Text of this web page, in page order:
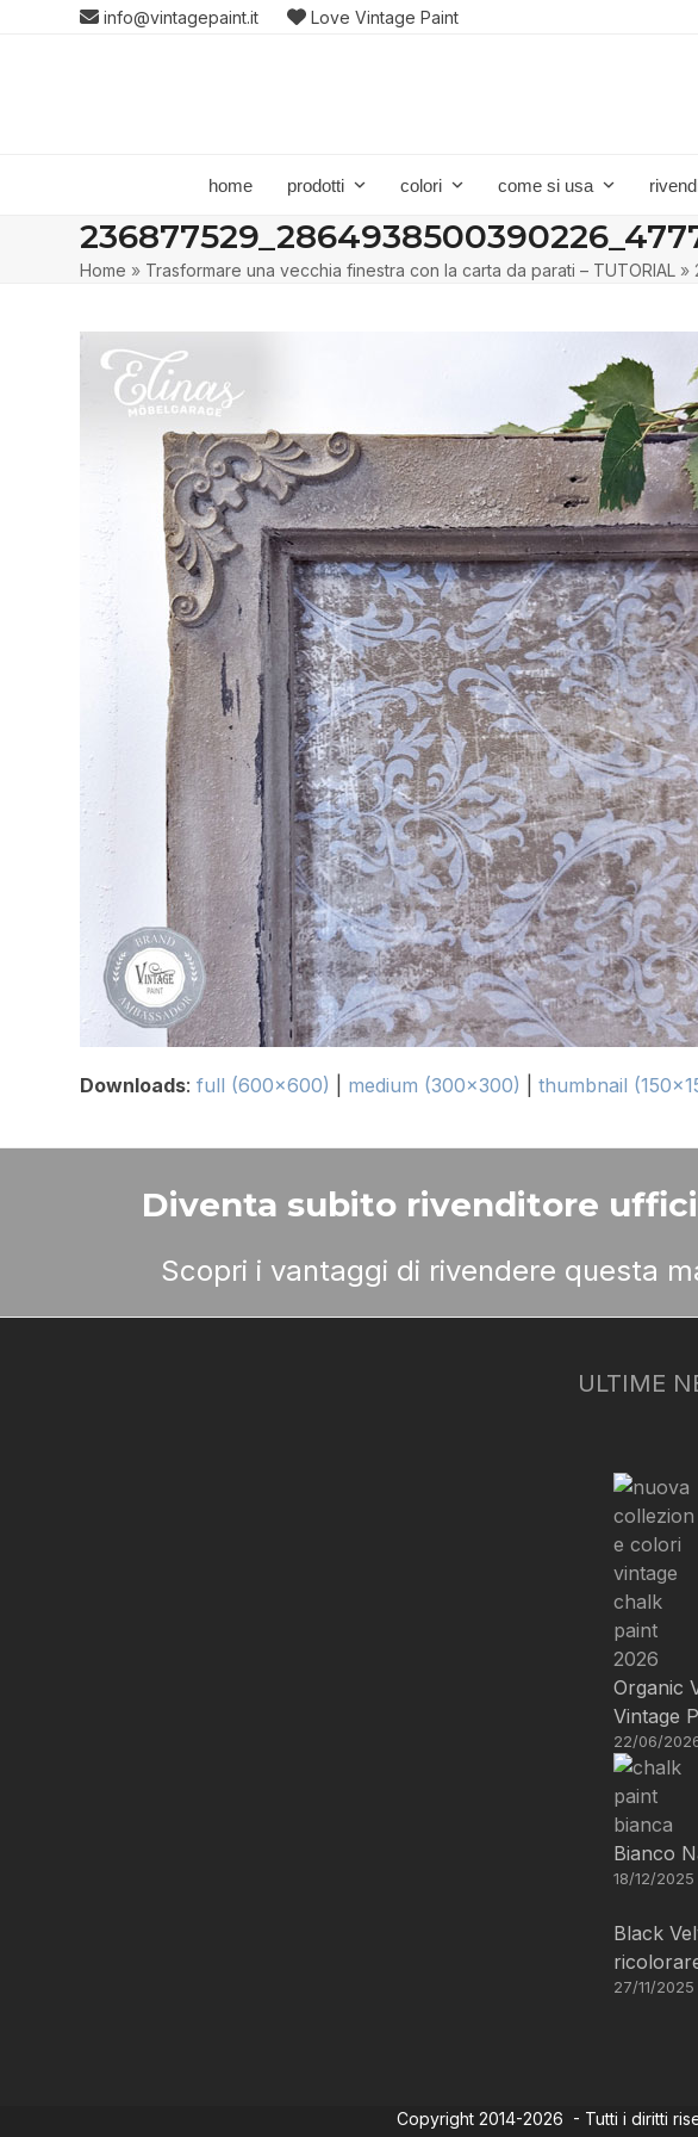
info@vintagepaint.it Love Vintage Paint
home prodotti colori come si usa
Home » Trasformare una vecchia finestra con la carta da parati – TUTORIAL »
Downloads:full (600x600) medium (300x300) |thumbnail
Diventa subito rivenditore
Scopri i vantaggi di rivendere questa
ULTIME
Organic
Vintage
22/06/
Bianco
18/12/2025
Black
27/11/2025
Copyright 2014-2026 - Tutti i diritti